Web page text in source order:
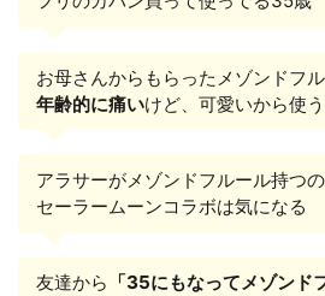
お母さんからもらったメゾンドフ
年齢的に痛いけど、可愛いから使う
アラサーがメゾンドフルール持つ
セーラームーンコラボは気になる
友達から 「35にもなってメゾンド